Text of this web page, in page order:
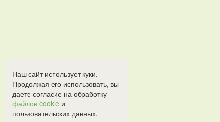
Наш сайт использует куки.
Продолжая его использовать, вы
даете согласие на обработку
файлов cookie и
пользовательских данных.